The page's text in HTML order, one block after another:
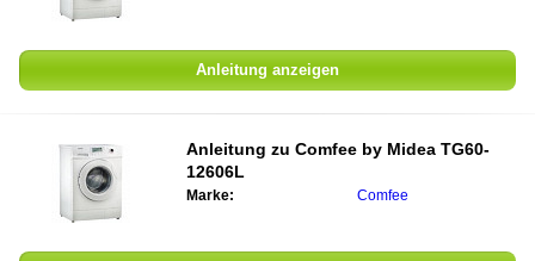
Anleitung anzeigen
Anleitung zu Comfee by Midea TG60-
12606L
Marke: Comfee